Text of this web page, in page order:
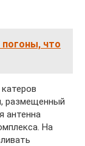
погоны, что
размещенный
антенна
На